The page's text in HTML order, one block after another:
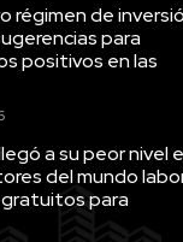
régimen de
para
positivos en las
a su peor nivel
del mundo
gratuitos para